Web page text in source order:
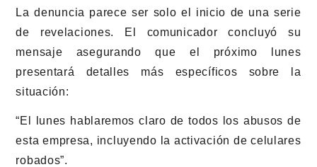
La denuncia parece ser solo el inicio de una serie
de revelaciones. El comunicador concluyó su
mensaje asegurando que el próximo lunes
presentará detalles más específicos sobre la
situación:
“El lunes hablaremos claro de todos los abusos de
esta empresa, incluyendo la activación de celulares
robados”.